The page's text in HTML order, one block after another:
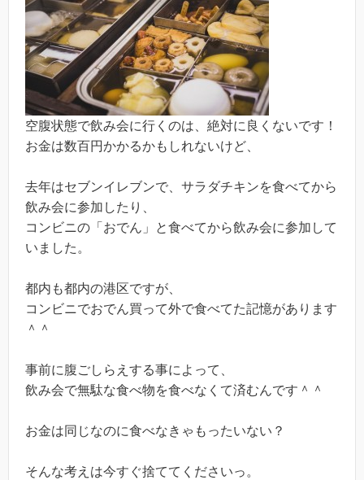
空腹状態で飲み会に行くのは、絶対に良くないです！
お金は数百円かかるかもしれないけど、
去年はセブンイレブンで、サラダチキンを食べてから
飲み会に参加したり、
コンビニの「おでん」と食べてから飲み会に参加して
いました。
都内も都内の港区ですが、
コンビニでおでん買って外で食べてた記憶があります
＾＾
事前に腹ごしらえする事によって、
飲み会で無駄な食べ物を食べなくて済むんです＾＾
お金は同じなのに食べなきゃもったいない？
そんな考えは今すぐ捨ててくださいっ。